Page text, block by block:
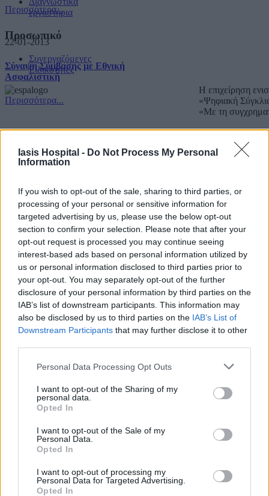
Iasis Hospital - Do Not Process My Personal
Information
If you wish to opt-out of the sale, sharing to third parties, or
processing of your personal or sensitive information for
targeted advertising by us, please use the below opt-out
section to confirm your selection. Please note that after your
opt-out request is processed you may continue seeing
interest-based ads based on personal information utilized by
us or personal information disclosed to third parties prior to
your opt-out. You may separately opt-out of the further
disclosure of your personal information by third parties on the
IAB’s list of downstream participants. This information may
also be disclosed by us to third parties on the IAB’s List of
Downstream Participants that may further disclose it to other
Personal Data Processing Opt Outs
I want to opt-out of the Sharing of my
personal data.
Opted In
I want to opt-out of the Sale of my
Personal Data.
Opted In
I want to opt-out of processing my
Personal Data for Targeted Advertising.
Opted In
Περισσότερα...
22-01-2013
Σύναψη Σύμβασης με Εθνική
Ασφαλιστική
Περισσότερα...
εργαστήρια
Προσωπικό
Συνεργαζόμενες
Ειδικότητες
Η επιχείρηση
«Ψηφιακή
«Με τη
Copyright IASIS. Powered byIMMKO.